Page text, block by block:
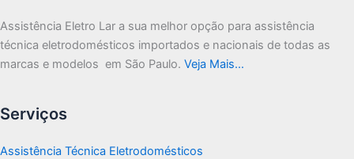
Assistência Eletro Lar a sua melhor opção para assistência
técnica eletrodomésticos importados e nacionais de todas as
marcas e modelos em São Paulo. Veja Mais…
Serviços
Assistência Técnica Eletrodomésticos